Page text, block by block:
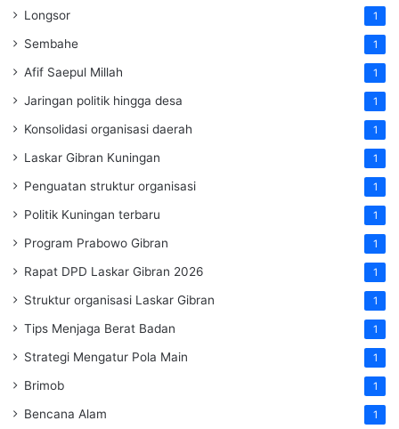
Longsor 1
Sembahe 1
Afif Saepul Millah 1
Jaringan politik hingga desa 1
Konsolidasi organisasi daerah 1
Laskar Gibran Kuningan 1
Penguatan struktur organisasi 1
Politik Kuningan terbaru 1
Program Prabowo Gibran 1
Rapat DPD Laskar Gibran 2026 1
Struktur organisasi Laskar Gibran 1
Tips Menjaga Berat Badan 1
Strategi Mengatur Pola Main 1
Brimob 1
Bencana Alam 1